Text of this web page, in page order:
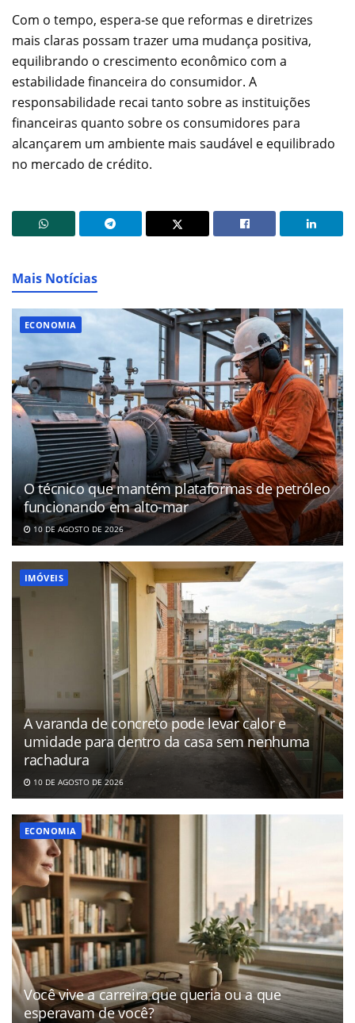
Com o tempo, espera-se que reformas e diretrizes
mais claras possam trazer uma mudança positiva,
equilibrando o crescimento econômico com a
estabilidade financeira do consumidor. A
responsabilidade recai tanto sobre as instituições
financeiras quanto sobre os consumidores para
alcançarem um ambiente mais saudável e equilibrado
no mercado de crédito.
Mais Notícias
ECONOMIA
O técnico que mantém plataformas de petróleo
funcionando em alto-mar
10 DE AGOSTO DE 2026
IMÓVEIS
A varanda de concreto pode levar calor e
umidade para dentro da casa sem nenhuma
rachadura
10 DE AGOSTO DE 2026
ECONOMIA
Você vive a carreira que queria ou a que
esperavam de você?